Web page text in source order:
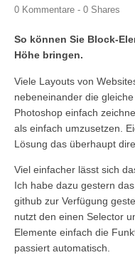
0 Kommentare - 0 Shares
So können Sie Block-
Höhe bringen.
Viele Layouts von
nebeneinander die
Photoshop einfach
als einfach umzusetzen.
Lösung das überhaupt
Viel einfacher lässt sich
Ich habe dazu gestern das
github zur Verfügung
nutzt den einen Selector
Elemente einfach die
passiert automatisch.